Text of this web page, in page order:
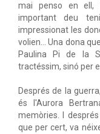
mai penso en ell,
important deu
impressionat les
volien… Una dona
Paulina Pi de la
tractéssim, sinó per
Després de la
és l'Aurora
memòries. I
que per cert, va